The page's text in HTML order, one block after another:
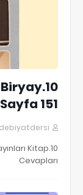
Biryay
151
Kitap
Cevapları